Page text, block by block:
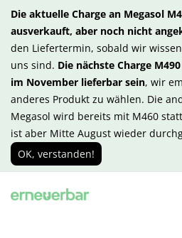
Die aktuelle Charge an Megasol
ausverkauft, aber noch nicht
den Liefertermin, sobald wir
uns sind. Die nächste Charge
im November lieferbar sein, wir
anderes Produkt zu wählen. Die
Megasol wird bereits mit M460
ist aber Mitte August wieder
OK, verstanden!